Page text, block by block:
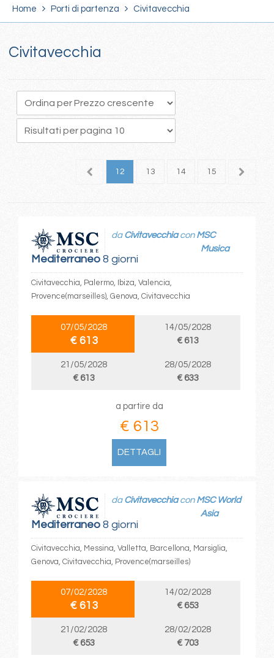
Home Porti di partenza Civitavecchia
Civitavecchia
11 12 13 14 15 16
Mediterraneo8 giorni
da Civitavecchiacon MSC
Musica
Civitavecchia, Palermo, Ibiza, Valencia,
Provence(marseilles), Genova, Civitavecchia
07/05/2028
€ 613
14/05/2028
€ 613
21/05/2028
€ 613
28/05/2028
€ 633
a partire da
€ 613
DETTAGLI
Mediterraneo8 giorni
da Civitavecchiacon MSC World
Asia
Civitavecchia, Messina, Valletta, Barcellona, Marsiglia,
Genova, Civitavecchia, Provence(marseilles)
07/02/2028
€ 613
14/02/2028
€ 653
21/02/2028
€ 653
28/02/2028
€ 703